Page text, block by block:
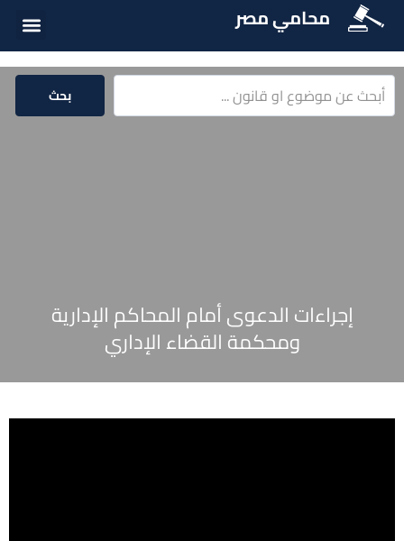
محامي مصر
بحث
إجراءات الدعوى أمام المحاكم الإدارية
ومحكمة القضاء الإداري